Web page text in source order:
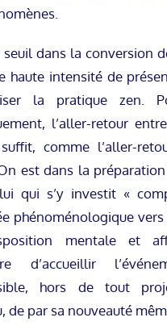
seuil dans la conversion
haute intensité de
la pratique zen.
l’aller-retour
suffit, comme l’aller-
est dans la préparation
qui s’y investit «
phénoménologique vers
mentale et
d’accueillir
hors de tout
de par sa nouveauté